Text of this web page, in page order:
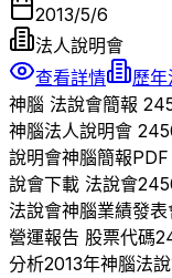
2013/5/6
法人說明會
查看詳情
歷
神腦 法說會簡報
神腦法人說明會
說明會神腦簡報PDF
說會下載 法說會
法說會神腦業績發表
營運報告 股票代碼
分析2013年神腦法